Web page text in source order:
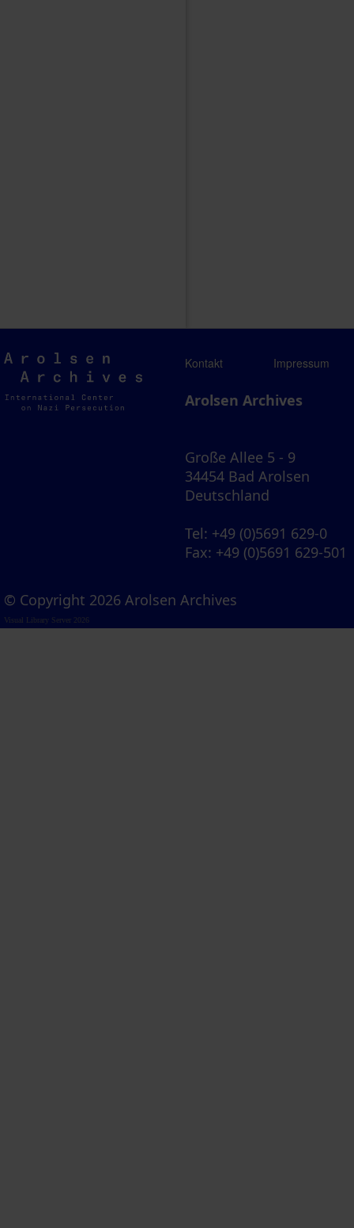
Arolsen
Archives
Kontakt Impressum
Arolsen Archives
Große Allee 5 - 9
34454 Bad Arolsen
Deutschland
Tel: +49 (0)5691 629-0
Fax: +49 (0)5691 629-501
© Copyright 2026 Arolsen Archives
Visual Library Server 2026